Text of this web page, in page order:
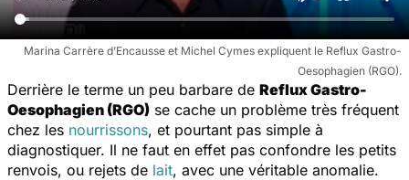
Marina Carrère d’Encausse et Michel Cymes expliquent le Reflux Gastro-
Oesophagien (RGO).
Derrière le terme un peu barbare de Reflux Gastro-
Oesophagien (RGO) se cache un problème très fréquent
chez les nourrissons, et pourtant pas simple à
diagnostiquer. Il ne faut en effet pas confondre les petits
renvois, ou rejets de lait, avec une véritable anomalie.